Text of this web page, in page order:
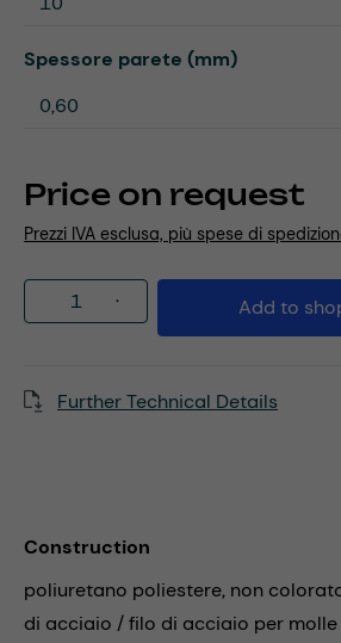
Price on request
Prezzi IVA esclusa, più spese di
Select
Spessore parete (mm)
Product Quantity: Enter
Add to
Further Technical Details
Construction
poliuretano poliestere, non
di acciaio / filo di acciaio per